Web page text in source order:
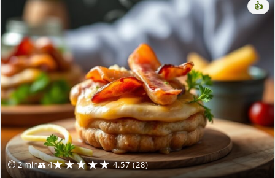
⏱ 2 min👥 4★★★★★ 4.57 (28)
👍